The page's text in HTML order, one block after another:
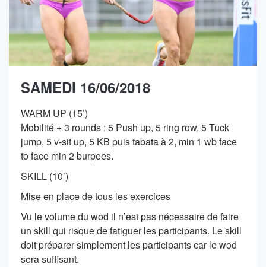
SAMEDI 16/06/2018
WARM UP (15’)
Mobilité + 3 rounds : 5 Push up, 5 ring row, 5 Tuck
jump, 5 v-sit up, 5 KB puis tabata à 2, min 1 wb face
to face min 2 burpees.
SKILL (10’)
Mise en place de tous les exercices
Vu le volume du wod il n’est pas nécessaire de faire
un skill qui risque de fatiguer les participants. Le skill
doit préparer simplement les participants car le wod
sera suffisant.